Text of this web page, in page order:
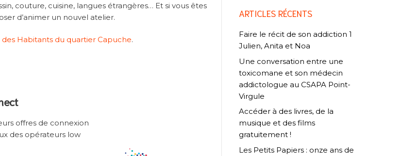
couture, cuisine, langues étrangères… Et si vous êtes
d’animer un nouvel atelier.
des Habitants du quartier Capuche.
offres de connexion
des opérateurs low
ARTICLES RÉCENTS
Faire le récit de son addiction 1
Julien, Anita et Noa
Une conversation entre une
toxicomane et son médecin
addictologue au CSAPA Point-
Virgule
Accéder à des livres, de la
musique et des films
gratuitement !
Les Petits Papiers : onze ans de